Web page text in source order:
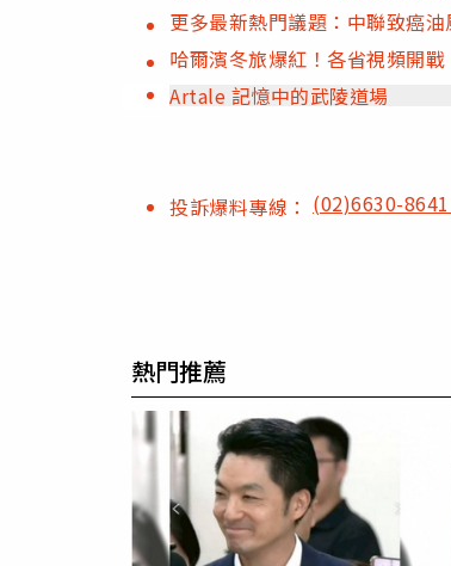
更多最新熱門議題：中聯致癌油
哈爾濱冬旅爆紅！各省視頻開
Artale 記憶中的武陵道場
投訴爆料專線： (02)6630-8641
熱門推薦